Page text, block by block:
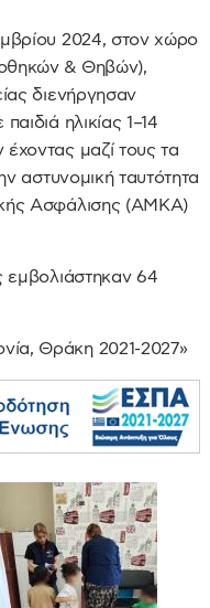
2024, στον χώρο
& Θηβών),
διενήργησαν
ηλικίας 1–14
μαζί τους τα
αστυνομική ταυτότητα
Ασφάλισης (ΑΜΚΑ)
εμβολιάστηκαν 64
Θράκη 2021-2027»